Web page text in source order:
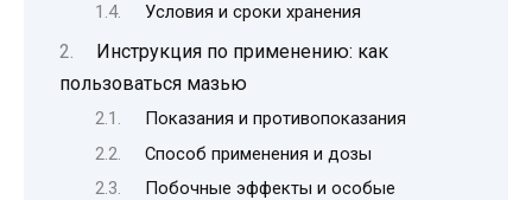
Условия и сроки хранения
Инструкция по применению: как
пользоваться мазью
Показания и противопоказания
Способ применения и дозы
Побочные эффекты и особые